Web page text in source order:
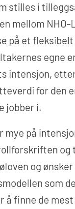
stilles i
mellom NHO-
på et
egne
intensjon,
for den
jobber i.
mye på
og
og
som
å finne de